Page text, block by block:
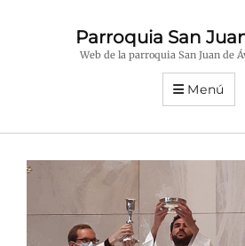
Parroquia San
Web de la parroquia San Juan de
Menú